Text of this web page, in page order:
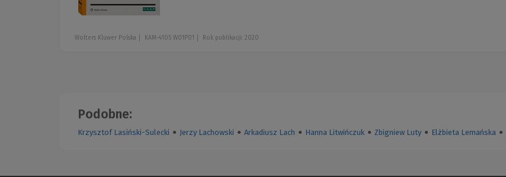
Wolters Kluwer Polska KAM-4105 W01P01 Rok publikacji: 2020
Podobne:
Krzysztof Lasiński-Sulecki ● Jerzy Lachowski ● Arkadiusz Lach ● Hanna Litwińczuk ● Zbigniew Luty ● Elżbieta Lemańska ●